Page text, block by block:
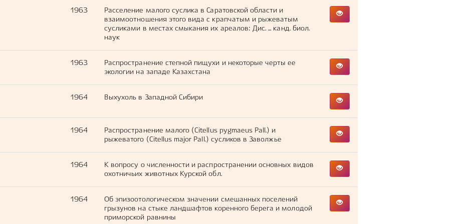
1963
Расселение малого суслика в Саратовской области и
взаимоотношения этого вида с крапчатым и рыжеватым
сусликами в местах смыкания их ареалов: Дис. ... канд. биол.
наук
1963
Распространение степной пищухи и некоторые черты ее
экологии на западе Казахстана
1964 Выхухоль в Западной Сибири
1964
Распространение малого (Citellus pygmaeus Pall.) и
рыжеватого (Citellus major Pall.) сусликов в Заволжье
1964
К вопросу о численности и распространении основных видов
охотничьих животных Курской обл.
1964
Об эпизоотологическом значении смешанных поселений
грызунов на стыке ландшафтов коренного берега и молодой
приморской равнины